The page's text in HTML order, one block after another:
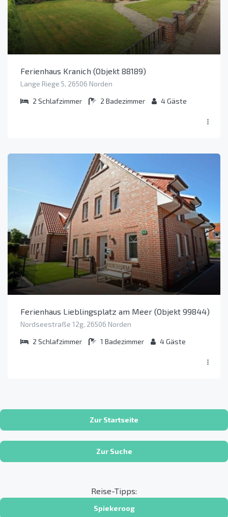
Ferienhaus Kranich (Objekt 88189)
Lange Riege 5, 26506 Norden
2 Schlafzimmer 2 Badezimmer 4Gäste
Ferienhaus Lieblingsplatz am Meer (Objekt 99844)
Nordseestraße 12g, 26506 Norden
2 Schlafzimmer 1 Badezimmer 4Gäste
Zur Startseite
Zur Suche
Reise-Tipps:
Spiekeroog